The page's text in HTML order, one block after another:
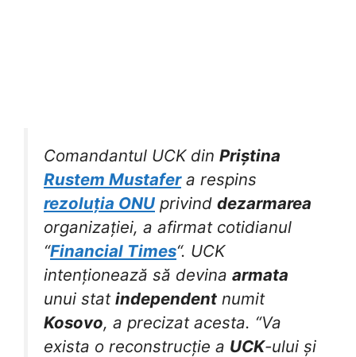
Comandantul UCK din Priștina
Rustem Mustafera respins
rezoluția ONU privind dezarmarea
organizației, a afirmat cotidianul
“Financial Times“. UCK
intenționează să devina armata
unui stat independent numit
Kosovo, a precizat acesta. “Va
exista o reconstrucție a UCK-ului și